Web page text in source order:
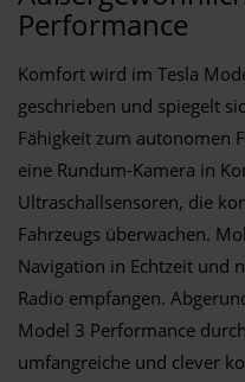
Performance
Komfort wird im Tesla
geschrieben und spiegelt
Fähigkeit zum autonomen
eine Rundum-Kamera in
Ultraschallsensoren, die
Fahrzeugs überwachen.
Navigation in Echtzeit und
Radio empfangen.
Model 3 Performance
umfangreiche und clever